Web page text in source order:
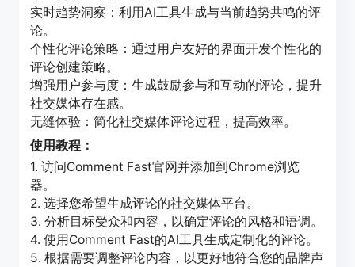
实时趋势洞察：利用AI工具生成与当前趋势共鸣的评
论。
个性化评论策略：通过用户友好的界面开发个性化的
评论创建策略。
增强用户参与度：生成鼓励参与和互动的评论，提升
社交媒体存在感。
无缝体验：简化社交媒体评论过程，提高效率。
使用教程：
1. 访问Comment Fast官网并添加到Chrome浏览
器。
2. 选择您希望生成评论的社交媒体平台。
3. 分析目标受众和内容，以确定评论的风格和语调。
4. 使用Comment Fast的AI工具生成定制化的评论。
5. 根据需要调整评论内容，以更好地符合您的品牌声